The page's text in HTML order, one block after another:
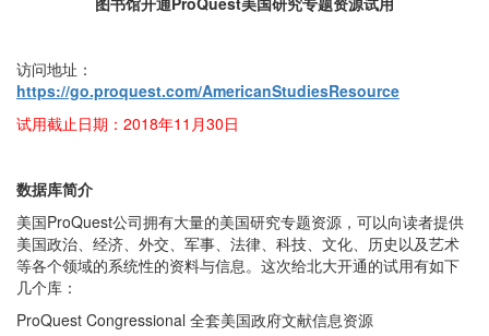
访问地址：
https://go.proquest.com/AmericanStudiesResource
试用截止日期：2018年11月30日
数据库简介
美国ProQuest公司拥有大量的美国研究专题资源，可以向读者提供
美国政治、经济、外交、军事、法律、科技、文化、历史以及艺术
等各个领域的系统性的资料与信息。这次给北大开通的试用有如下
几个库：
ProQuest Congressional 全套美国政府文献信息资源